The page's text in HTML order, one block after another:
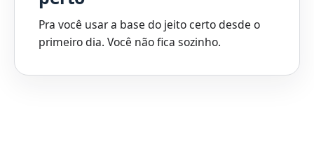
Pra você usar a base do jeito certo desde o
primeiro dia. Você não fica sozinho.